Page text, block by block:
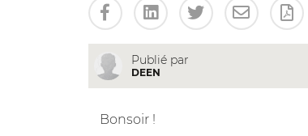
Publié par
DEEN
Bonsoir !